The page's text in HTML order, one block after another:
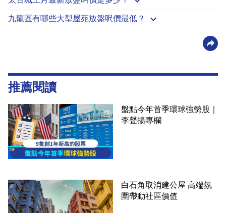
九龍區有哪些大型屋苑放盤呎價最低？
推薦閱讀
盤點今年首季環球強勢股｜
李聲揚專欄
白石角取消建公屋 高端氛
圍帶動社區價值